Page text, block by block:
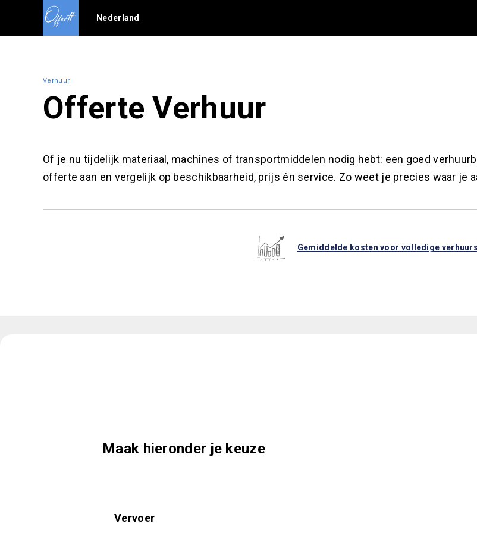
Nederland
Verhuur
Offerte Verhuur
Of je nu tijdelijk materiaal, machines of transportmiddelen nodig hebt: een goed
offerte aan en vergelijk op beschikbaarheid, prijs én service. Zo weet je precies waar je
Gemiddelde kosten voor volledige
Maak hieronder je keuze
Vervoer